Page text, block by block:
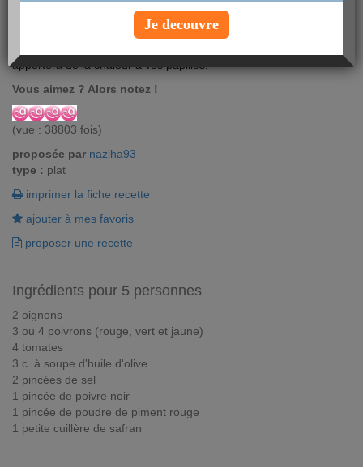
Voici un plat qui se déguste aussi bien l'été que l'hiver et qui sent
bon la Méditerranée. Cette recette de ratatouille aux épices est
apportera de la chaleur à vos papilles.
Vous aimez ? Alors notez !
(vue : 38803 fois)
proposée par naziha93
type : plat
imprimer la fiche recette
ajouter à mes favoris
proposer une recette
Ingrédients pour 5 personnes
2 oignons
3 ou 4 poivrons (rouge, vert et jaune)
4 tomates
3 c. à soupe d'huile d'olive
2 pincées de sel
1 pincée de poivre noir
1 pincée de poudre de piment rouge
1 petite cuillère de safran
Je decouvre